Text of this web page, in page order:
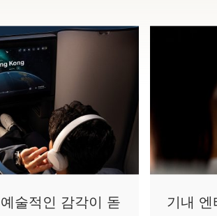
술적인 감각이 돋
기내 엔